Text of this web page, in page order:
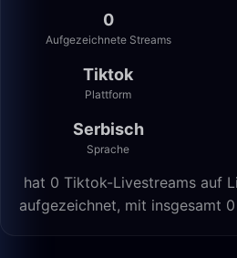
0
Aufgezeichnete Streams
Tiktok
Plattform
Serbisch
Sprache
hat 0 Tiktok-Livestreams auf
aufgezeichnet, mit insgesamt